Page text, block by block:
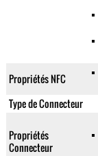
Propriétés NFC
Type de Connecteur
Propriétés
Connecteur